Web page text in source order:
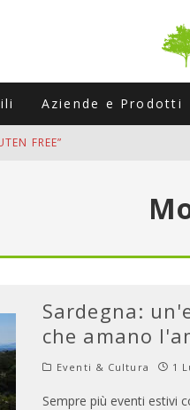
Aziende e Prodotti
FREE”
COLLABORATORI
Sardegna:
che amano
Eventi & Cultura 1
Sempre più eventi estivi